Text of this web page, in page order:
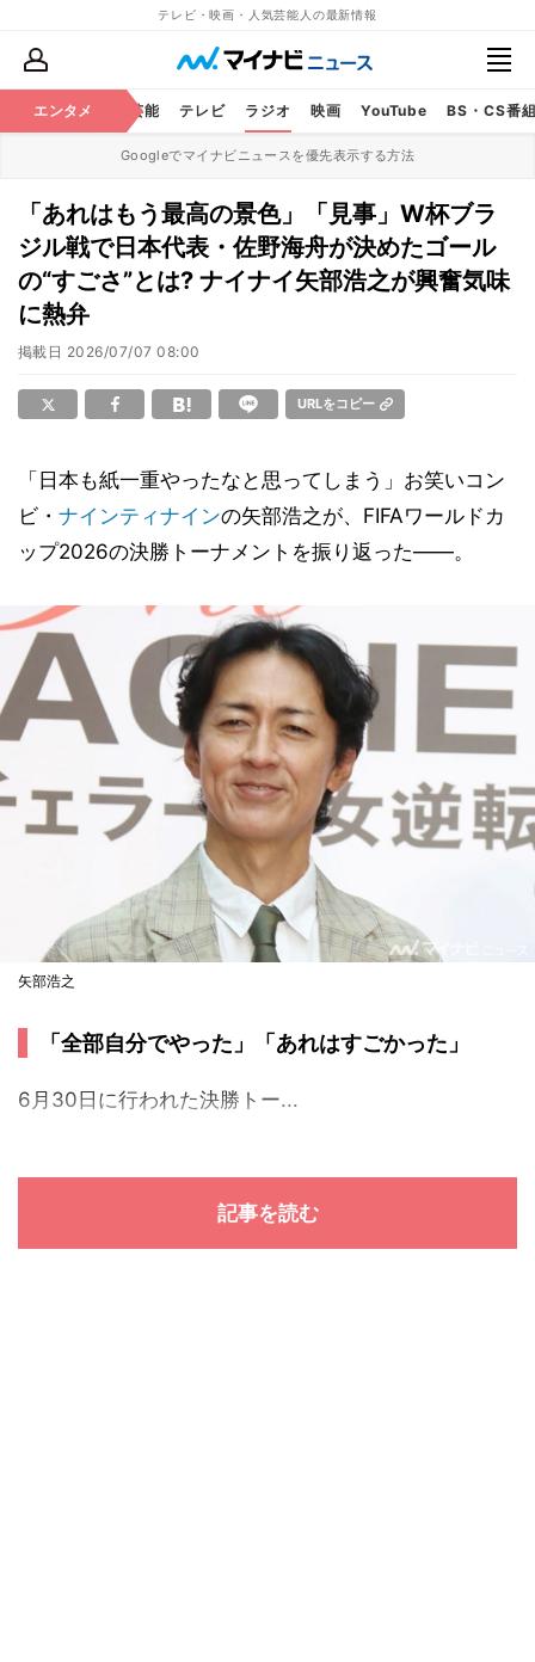
テレビ・映画・人気芸能人の最新情報
エンタメ 芸能 テレビ ラジオ 映画 YouTube BS・CS番
Googleでマイナビニュースを優先表示する方法
「あれはもう最高の景色」「見事」W杯ブラ
ジル戦で日本代表・佐野海舟が決めたゴール
の“すごさ”とは? ナイナイ矢部浩之が興奮気味
に熱弁
掲載日 2026/07/07 08:00
URLをコピー
「日本も紙一重やったなと思ってしまう」お笑いコン
ビ・ ナインティナインの矢部浩之が、FIFAワールドカ
ップ2026の決勝トーナメントを振り返った――。
矢部浩之
「全部自分でやった」「あれはすごかった」
6月30日に行われた決勝トー...
記事を読む